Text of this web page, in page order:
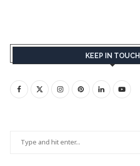
KEEP IN TOUCH